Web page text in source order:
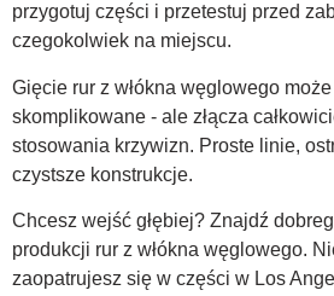
przygotuj części i przetestuj przed
czegokolwiek na miejscu.
Gięcie rur z włókna węglowego
skomplikowane - ale złącza
stosowania krzywizn. Proste linie,
czystsze konstrukcje.
Chcesz wejść głębiej? Znajdź
produkcji rur z włókna węglowego.
zaopatrujesz się w części w Los